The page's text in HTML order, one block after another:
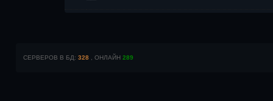
СЕРВЕРОВ В БД: 328 , ОНЛАЙН 289